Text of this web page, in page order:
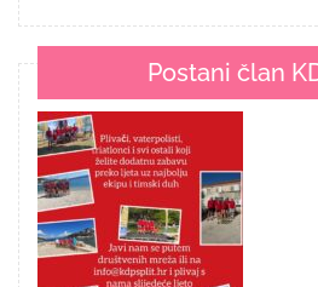
Postani član